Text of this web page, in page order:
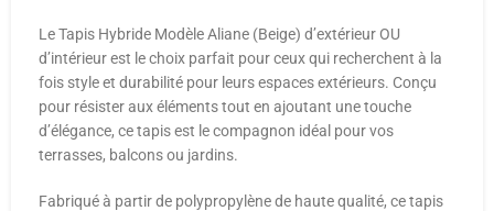
Le Tapis Hybride Modèle Aliane (Beige) d’extérieur OU
d’intérieur est le choix parfait pour ceux qui recherchent à la
fois style et durabilité pour leurs espaces extérieurs. Conçu
pour résister aux éléments tout en ajoutant une touche
d’élégance, ce tapis est le compagnon idéal pour vos
terrasses, balcons ou jardins.
Fabriqué à partir de polypropylène de haute qualité, ce tapis